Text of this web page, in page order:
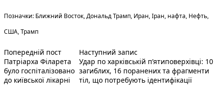
Теги:
Позначки: Ближний Восток,Дональд Трамп, Иран,Іран, нафта, Нефть,
США,Трамп
Навігація
записів
Попередній постПопередній запис:
Патріарха Філарета
було госпіталізовано
до київської лікарні
Наступний записНаступний пост :
Удар по харківській пʼятиповерхівці: 10
загиблих, 16 поранених та фрагменти
тіл, що потребують ідентифікації